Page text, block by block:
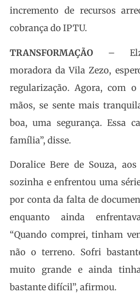
incremento de recursos
cobrança do IPTU.
TRANSFORMAÇÃO – Elza
moradora da Vila Zezo,
regularização. Agora, com
mãos, se sente mais
boa, uma segurança. Essa
família”, disse.
Doralice Bere de Souza,
sozinha e enfrentou uma
por conta da falta de
enquanto ainda
“Quando comprei, tinham
não o terreno. Sofri
muito grande e ainda
bastante difícil”, afirmou.